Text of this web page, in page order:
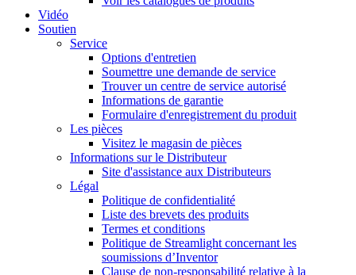
Vidéo
Soutien
Service
Options d'entretien
Soumettre une demande de service
Trouver un centre de service autorisé
Informations de garantie
Formulaire d'enregistrement du produit
Les pièces
Visitez le magasin de pièces
Informations sur le Distributeur
Site d'assistance aux Distributeurs
Légal
Politique de confidentialité
Liste des brevets des produits
Termes et conditions
Politique de Streamlight concernant les
soumissions d’Inventor
Clause de non-responsabilité relative à la